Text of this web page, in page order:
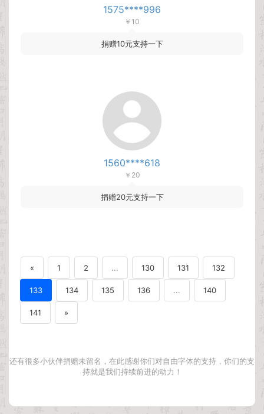
1575****996
￥10
捐赠10元支持一下
1560****618
￥20
捐赠20元支持一下
« 1 2 ... 130 131 132
133 134 135 136 ... 140
141 »
还有很多小伙伴捐赠未留名，在此感谢你们对自由字体的支持，你们的支
持就是我们持续前进的动力！